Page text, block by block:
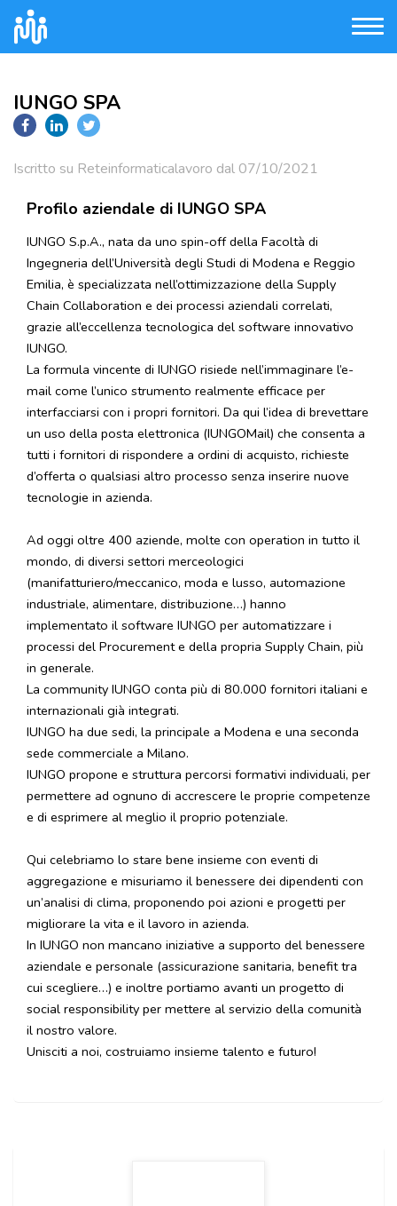
IUNGO SPA
Iscritto su Reteinformaticalavoro dal 07/10/2021
Profilo aziendale di IUNGO SPA
IUNGO S.p.A., nata da uno spin-off della Facoltà di
Ingegneria dell’Università degli Studi di Modena e Reggio
Emilia, è specializzata nell’ottimizzazione della Supply
Chain Collaboration e dei processi aziendali correlati,
grazie all’eccellenza tecnologica del software innovativo
IUNGO.
La formula vincente di IUNGO risiede nell’immaginare l’e-
mail come l’unico strumento realmente efficace per
interfacciarsi con i propri fornitori. Da qui l’idea di brevettare
un uso della posta elettronica (IUNGOMail) che consenta a
tutti i fornitori di rispondere a ordini di acquisto, richieste
d’offerta o qualsiasi altro processo senza inserire nuove
tecnologie in azienda.
Ad oggi oltre 400 aziende, molte con operation in tutto il
mondo, di diversi settori merceologici
(manifatturiero/meccanico, moda e lusso, automazione
industriale, alimentare, distribuzione…) hanno
implementato il software IUNGO per automatizzare i
processi del Procurement e della propria Supply Chain, più
in generale.
La community IUNGO conta più di 80.000 fornitori italiani e
internazionali già integrati.
IUNGO ha due sedi, la principale a Modena e una seconda
sede commerciale a Milano.
IUNGO propone e struttura percorsi formativi individuali, per
permettere ad ognuno di accrescere le proprie competenze
e di esprimere al meglio il proprio potenziale.
Qui celebriamo lo stare bene insieme con eventi di
aggregazione e misuriamo il benessere dei dipendenti con
un’analisi di clima, proponendo poi azioni e progetti per
migliorare la vita e il lavoro in azienda.
In IUNGO non mancano iniziative a supporto del benessere
aziendale e personale (assicurazione sanitaria, benefit tra
cui scegliere…) e inoltre portiamo avanti un progetto di
social responsibility per mettere al servizio della comunità
il nostro valore.
Unisciti a noi, costruiamo insieme talento e futuro!